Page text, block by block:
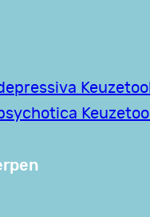
Keuzetool
Keuzetool